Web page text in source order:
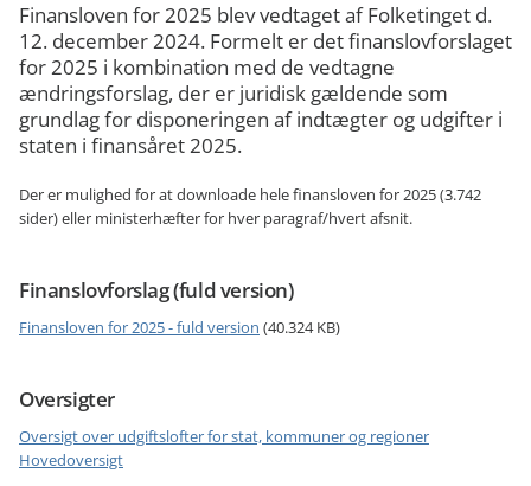
Finansloven for 2025 blev vedtaget af Folketinget d.
12. december 2024. Formelt er det finanslovforslaget
for 2025 i kombination med de vedtagne
ændringsforslag, der er juridisk gældende som
grundlag for disponeringen af indtægter og udgifter i
staten i finansåret 2025.
Der er mulighed for at downloade hele finansloven for 2025 (3.742
sider) eller ministerhæfter for hver paragraf/hvert afsnit.
Finanslovforslag (fuld version)
Finansloven for 2025 - fuld version (40.324 KB)
Oversigter
Oversigt over udgiftslofter for stat, kommuner og regioner
Hovedoversigt